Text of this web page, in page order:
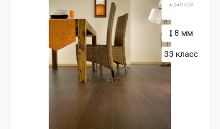
8 мм
33 класс